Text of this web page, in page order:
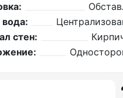
вода:
стен: